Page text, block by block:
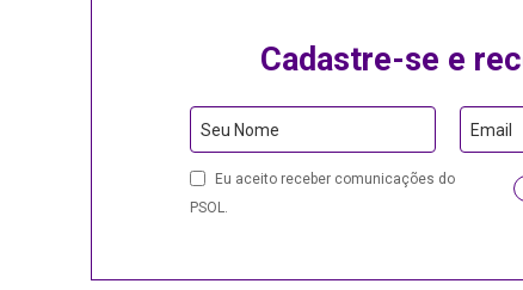
Cadastre-se e
Email
Seu Nome Email
Eu aceito receber comunicações do
PSOL.